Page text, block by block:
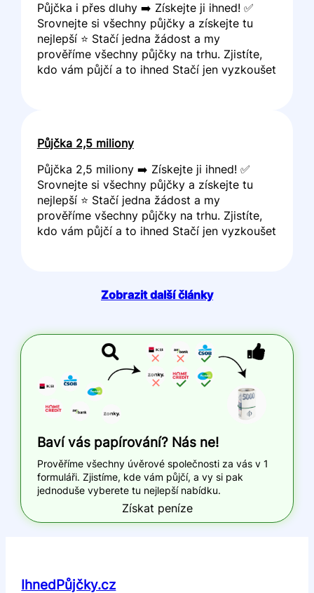
Půjčka i přes dluhy ➡️ Získejte ji ihned! ✅
Srovnejte si všechny půjčky a získejte tu
nejlepší ⭐ Stačí jedna žádost a my
prověříme všechny půjčky na trhu. Zjistíte,
kdo vám půjčí a to ihned Stačí jen vyzkoušet
Půjčka 2,5 miliony
Půjčka 2,5 miliony ➡️ Získejte ji ihned! ✅
Srovnejte si všechny půjčky a získejte tu
nejlepší ⭐ Stačí jedna žádost a my
prověříme všechny půjčky na trhu. Zjistíte,
kdo vám půjčí a to ihned Stačí jen vyzkoušet
Zobrazit další články
Baví vás papírování? Nás ne!
Prověříme všechny úvěrové společnosti za vás v 1
formuláři. Zjistíme, kde vám půjčí, a vy si pak
jednoduše vyberete tu nejlepší nabídku.
Získat peníze
IhnedPůjčky.cz